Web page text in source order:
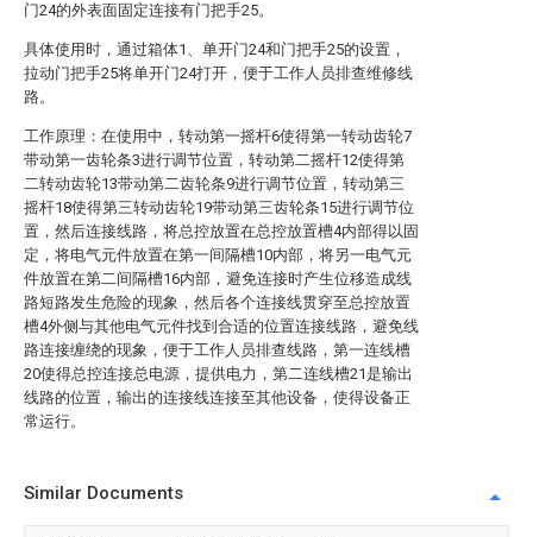
门24的外表面固定连接有门把手25。
具体使用时，通过箱体1、单开门24和门把手25的设置，
拉动门把手25将单开门24打开，便于工作人员排查维修线
路。
工作原理：在使用中，转动第一摇杆6使得第一转动齿轮7
带动第一齿轮条3进行调节位置，转动第二摇杆12使得第
二转动齿轮13带动第二齿轮条9进行调节位置，转动第三
摇杆18使得第三转动齿轮19带动第三齿轮条15进行调节位
置，然后连接线路，将总控放置在总控放置槽4内部得以固
定，将电气元件放置在第一间隔槽10内部，将另一电气元
件放置在第二间隔槽16内部，避免连接时产生位移造成线
路短路发生危险的现象，然后各个连接线贯穿至总控放置
槽4外侧与其他电气元件找到合适的位置连接线路，避免线
路连接缠绕的现象，便于工作人员排查线路，第一连线槽
20使得总控连接总电源，提供电力，第二连线槽21是输出
线路的位置，输出的连接线连接至其他设备，使得设备正
常运行。
Similar Documents